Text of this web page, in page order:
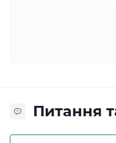
Питання